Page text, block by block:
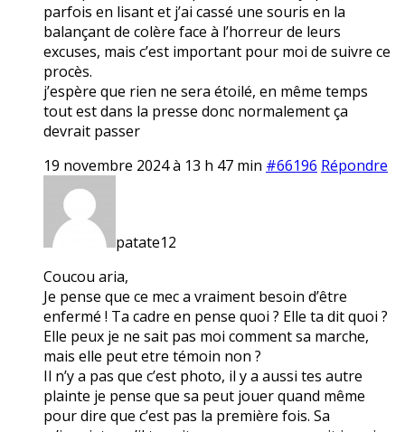
parfois en lisant et j’ai cassé une souris en la
balançant de colère face à l’horreur de leurs
excuses, mais c’est important pour moi de suivre ce
procès.
j’espère que rien ne sera étoilé, en même temps
tout est dans la presse donc normalement ça
devrait passer
19 novembre 2024 à 13 h 47 min #66196 Répondre
patate12
Coucou aria,
Je pense que ce mec a vraiment besoin d’être
enfermé ! Ta cadre en pense quoi ? Elle ta dit quoi ?
Elle peux je ne sait pas moi comment sa marche,
mais elle peut etre témoin non ?
Il n’y a pas que c’est photo, il y a aussi tes autre
plainte je pense que sa peut jouer quand même
pour dire que c’est pas la première fois. Sa